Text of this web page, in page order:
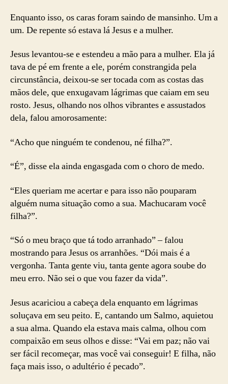
Enquanto isso, os caras foram saindo de mansinho. Um a
um. De repente só estava lá Jesus e a mulher.
Jesus levantou-se e estendeu a mão para a mulher. Ela já
tava de pé em frente a ele, porém constrangida pela
circunstância, deixou-se ser tocada com as costas das
mãos dele, que enxugavam lágrimas que caiam em seu
rosto. Jesus, olhando nos olhos vibrantes e assustados
dela, falou amorosamente:
“Acho que ninguém te condenou, né filha?”.
“É”, disse ela ainda engasgada com o choro de medo.
“Eles queriam me acertar e para isso não pouparam
alguém numa situação como a sua. Machucaram você
filha?”.
“Só o meu braço que tá todo arranhado” – falou
mostrando para Jesus os arranhões. “Dói mais é a
vergonha. Tanta gente viu, tanta gente agora soube do
meu erro. Não sei o que vou fazer da vida”.
Jesus acariciou a cabeça dela enquanto em lágrimas
soluçava em seu peito. E, cantando um Salmo, aquietou
a sua alma. Quando ela estava mais calma, olhou com
compaixão em seus olhos e disse: “Vai em paz; não vai
ser fácil recomeçar, mas você vai conseguir! E filha, não
faça mais isso, o adultério é pecado”.